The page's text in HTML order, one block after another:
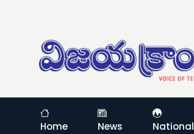
Home News National